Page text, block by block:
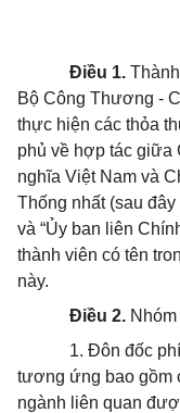
Điều 1.
Bộ Công Thương -
thực hiện các thỏa
phủ về hợp tác giữa
nghĩa Việt Nam và
Thống nhất (sau
và “Ủy ban liên
thành viên có tên
này.
Điều 2.
1. Đôn đốc
tương ứng bao gồm
ngành liên quan